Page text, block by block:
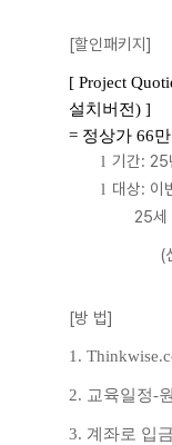
[할인패키지]
[ Project
설치버전) ]
= 정상가 66
l 기간: 25
l 대상: 이
25세
(
[방 법]
1.
2. 교육일정-
3. 계좌로 입